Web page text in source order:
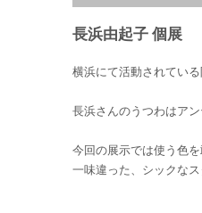
長浜由起子 個展
横浜にて活動されてい
長浜さんのうつわはア
今回の展示では使う色
一味違った、シックな
長浜由起子 個展
長浜由起子 個展